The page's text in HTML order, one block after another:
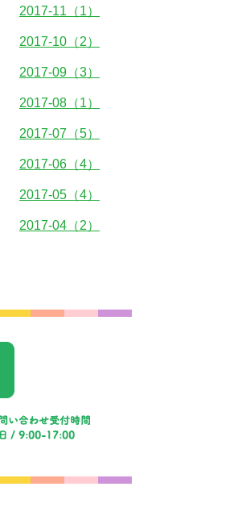
2017-11（1）
2017-10（2）
2017-09（3）
2017-08（1）
2017-07（5）
2017-06（4）
2017-05（4）
2017-04（2）